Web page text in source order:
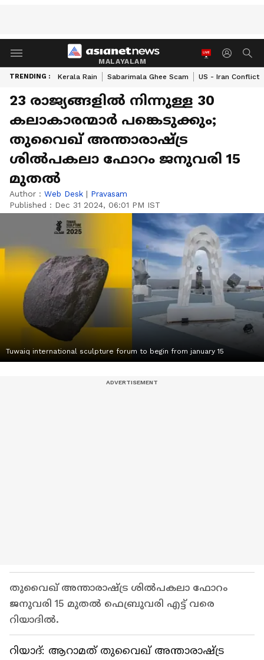
MALAYALAM
TRENDING : Kerala Rain Sabarimala Ghee Scam US - Iran Conflict
23 രാജ്യങ്ങളിൽ നിന്നുള്ള 30
കലാകാരന്മാർ പങ്കെടുക്കും;
തുവൈഖ് അന്താരാഷ്ട്ര
ശിൽപകലാ ഫോറം ജനുവരി 15
മുതൽ
Author : Web Desk | Pravasam
Published : Dec 31 2024, 06:01 PM IST
Tuwaiq international sculpture forum to begin from january 15
തുവൈഖ് അന്താരാഷ്ട്ര ശിൽപകലാ ഫോറം
ജനുവരി 15 മുതൽ ഫെബ്രുവരി എട്ട് വരെ
റിയാദിൽ.
റിയാദ്: ആറാമത് തുവൈഖ് അന്താരാഷ്ട്ര